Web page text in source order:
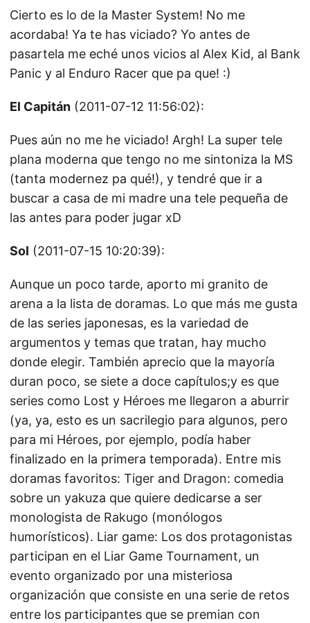
Cierto es lo de la Master System! No me
acordaba! Ya te has viciado? Yo antes de
pasartela me eché unos vicios al Alex Kid, al Bank
Panic y al Enduro Racer que pa que! :)
El Capitán (2011-07-12 11:56:02):
Pues aún no me he viciado! Argh! La super tele
plana moderna que tengo no me sintoniza la MS
(tanta modernez pa qué!), y tendré que ir a
buscar a casa de mi madre una tele pequeña de
las antes para poder jugar xD
Sol (2011-07-15 10:20:39):
Aunque un poco tarde, aporto mi granito de
arena a la lista de doramas. Lo que más me gusta
de las series japonesas, es la variedad de
argumentos y temas que tratan, hay mucho
donde elegir. También aprecio que la mayoría
duran poco, se siete a doce capítulos;y es que
series como Lost y Héroes me llegaron a aburrir
(ya, ya, esto es un sacrilegio para algunos, pero
para mi Héroes, por ejemplo, podía haber
finalizado en la primera temporada). Entre mis
doramas favoritos: Tiger and Dragon: comedia
sobre un yakuza que quiere dedicarse a ser
monologista de Rakugo (monólogos
humorísticos). Liar game: Los dos protagonistas
participan en el Liar Game Tournament, un
evento organizado por una misteriosa
organización que consiste en una serie de retos
entre los participantes que se premian con